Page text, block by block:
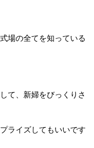
場の全てを知っている
て、新婦をびっくりさ
ライズしてもいいです